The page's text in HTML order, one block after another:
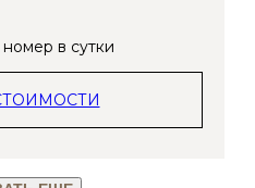
номер в сутки